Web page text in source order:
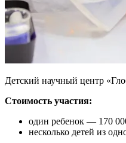
Детский научный центр
Стоимость участия:
один ребенок — 170
несколько детей из